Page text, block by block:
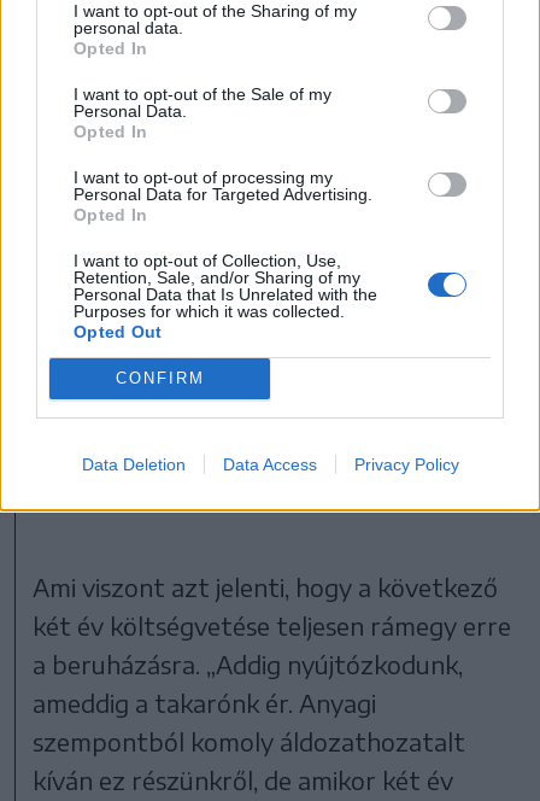
I want to opt-out of the Sharing of my
personal data.
Opted In
I want to opt-out of the Sale of my
Personal Data.
Opted In
I want to opt-out of processing my
Personal Data for Targeted Advertising.
Opted In
I want to opt-out of Collection, Use,
Retention, Sale, and/or Sharing of my
Personal Data that Is Unrelated with the
Purposes for which it was collected.
Opted Out
CONFIRM
Data Deletion Data Access Privacy Policy
Ódzkodnak a hitelfelvételtől
A 700 ezer lejes önrész biztosítás nem kis
megterhelést jelent a községnek, főként
úgy, hogy
ilyen kiszámíthatatlan
gazdasági és politikai
viszonyok közepette nem
szeretnének hitelhez
folyamodni.
Ami viszont azt jelenti, hogy a következő
két év költségvetése teljesen rámegy erre
a beruházásra. „Addig nyújtózkodunk,
ameddig a takarónk ér. Anyagi
szempontból komoly áldozathozatalt
kíván ez részünkről, de amikor két év